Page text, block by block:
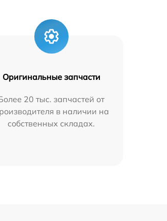
Оригинальные запчасти
20 тыс. запчастей от
в наличии на
собственных складах.